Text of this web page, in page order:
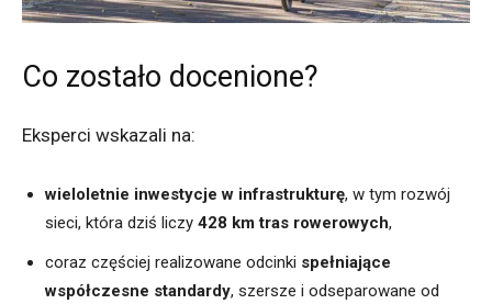
Co zostało docenione?
Eksperci wskazali na:
wieloletnie inwestycje w infrastrukturę, w tym rozwój
sieci, która dziś liczy 428 km tras rowerowych,
coraz częściej realizowane odcinki spełniające
współczesne standardy, szersze i odseparowane od